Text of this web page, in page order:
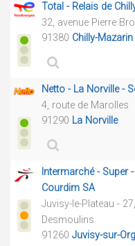
Total - Relais de
32, avenue Pierre
91380 Chilly-Mazarin
Netto - La Norville -
4, route de Marolles
91290 La Norville
Intermarché - Super
Courdim SA
Juvisy-le-Plateau -
Desmoulins
91260 Juvisy-sur-